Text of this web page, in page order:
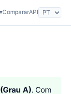
CompararAPI
A). Com